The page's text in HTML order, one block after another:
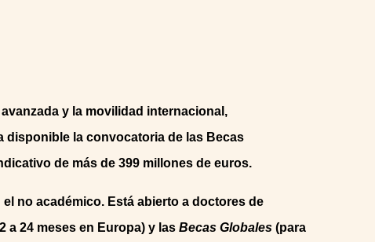
y la movilidad internacional,
disponible la convocatoria de las Becas
de más de 399 millones de euros.
no académico. Está abierto a doctores de
a 24 meses en Europa) y lasBecas Globales (para